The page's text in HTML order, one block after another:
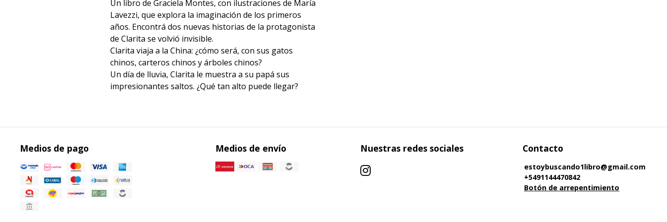
Un libro de Graciela Montes, con ilustraciones de María
Lavezzi, que explora la imaginación de los primeros
años. Encontrá dos nuevas historias de la protagonista
de Clarita se volvió invisible.
Clarita viaja a la China: ¿cómo será, con sus gatos
chinos, carteros chinos y árboles chinos?
Un día de lluvia, Clarita le muestra a su papá sus
impresionantes saltos. ¿Qué tan alto puede llegar?
Medios de pago Medios de envío Nuestras redes sociales Contacto
estoybuscando1libro@gmail.com
+5491144470842
Botón de arrepentimiento